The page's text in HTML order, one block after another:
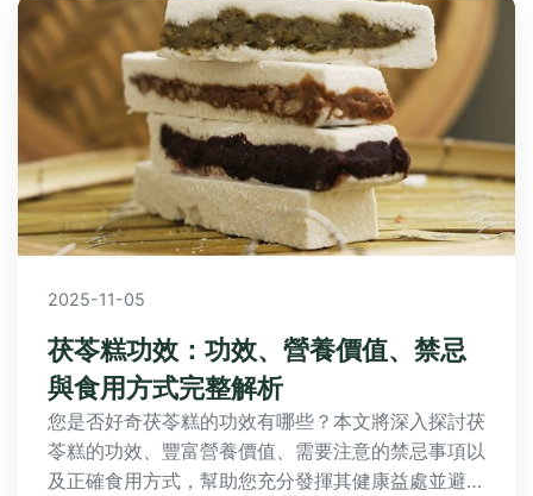
2025-11-05
茯苓糕功效：功效、營養價值、禁忌
與食用方式完整解析
您是否好奇茯苓糕的功效有哪些？本文將深入探討茯
苓糕的功效、豐富營養價值、需要注意的禁忌事項以
及正確食用方式，幫助您充分發揮其健康益處並避免